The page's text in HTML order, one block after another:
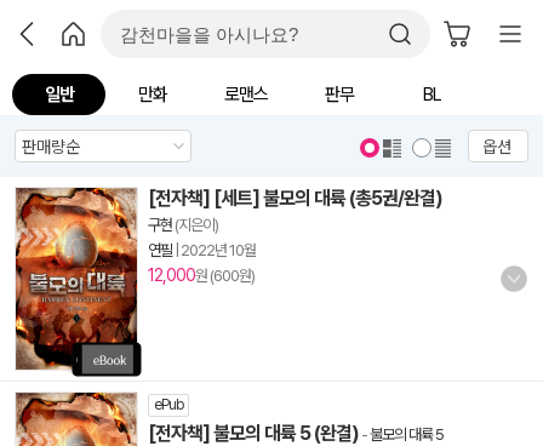
일반 만화 로맨스 판무 BL
옵션
[전자책] [세트] 불모의 대륙 (총5권/완결)
구현 (지은이)
연필 2022년 10월
12,000원 (600원)
ePub
[전자책] 불모의 대륙 5 (완결) -불모의 대륙 5